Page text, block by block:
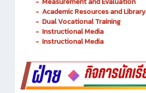
- Academic Resources and Library
- Dual Vocational Training
- Instructional Media
- Instructional Media